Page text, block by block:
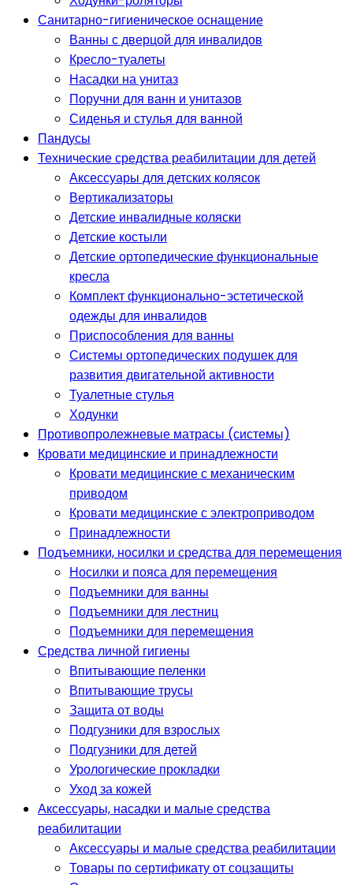
Санитарно-гигиеническое оснащение
Ванны с дверцой для инвалидов
Кресло-туалеты
Насадки на унитаз
Поручни для ванн и унитазов
Сиденья и стулья для ванной
Пандусы
Технические средства реабилитации для детей
Аксессуары для детских колясок
Вертикализаторы
Детские инвалидные коляски
Детские костыли
Детские ортопедические функциональные
кресла
Комплект функционально-эстетической
одежды для инвалидов
Приспособления для ванны
Системы ортопедических подушек для
развития двигательной активности
Туалетные стулья
Ходунки
Противопролежневые матрасы (системы)
Кровати медицинские и принадлежности
Кровати медицинские с механическим
приводом
Кровати медицинские с электроприводом
Принадлежности
Подъемники, носилки и средства для перемещения
Носилки и пояса для перемещения
Подъемники для ванны
Подъемники для лестниц
Подъемники для перемещения
Средства личной гигиены
Впитывающие пеленки
Впитывающие трусы
Защита от воды
Подгузники для взрослых
Подгузники для детей
Урологические прокладки
Уход за кожей
Аксессуары, насадки и малые средства
реабилитации
Аксессуары и малые средства реабилитации
Товары по сертификату от соцзащиты